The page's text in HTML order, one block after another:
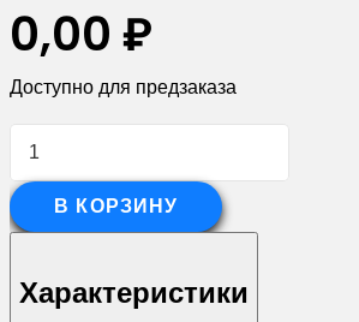
0,00 ₽
Доступно для предзаказа
Количество
Софит
ЭкоБрус
перфорации
В КОРЗИНУ
Характеристики